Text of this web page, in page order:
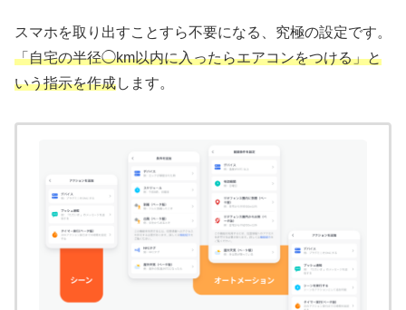
スマホを取り出すことすら不要になる、究極の設定です。
「自宅の半径◯km以内に入ったらエアコンをつける」と
いう指示を作成します。